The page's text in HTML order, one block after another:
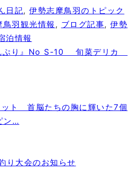
日記, 伊勢志摩鳥羽のトピック
鳥羽観光情報 , ブログ記事, 伊勢
泊情報
ぷり』No S-10 旬菜デリカ
ット 首脳たちの胸に輝いた7個
ン…
り大会のお知らせ